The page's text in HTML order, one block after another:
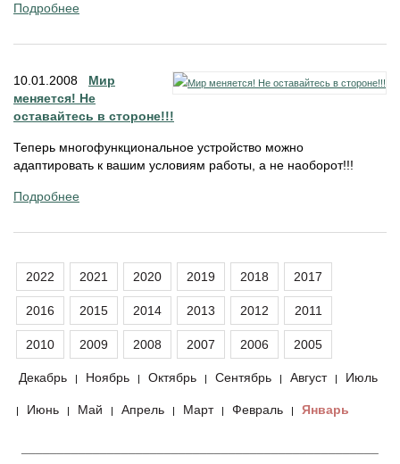
Подробнее
10.01.2008 Мир
меняется! Не
оставайтесь в стороне!!!
Теперь многофункциональное устройство можно
адаптировать к вашим условиям работы, а не наоборот!!!
Подробнее
2022 2021 2020 2019 2018 2017
2016 2015 2014 2013 2012 2011
2010 2009 2008 2007 2006 2005
Декабрь | Ноябрь | Октябрь | Сентябрь | Август | Июль
| Июнь | Май | Апрель | Март | Февраль | Январь